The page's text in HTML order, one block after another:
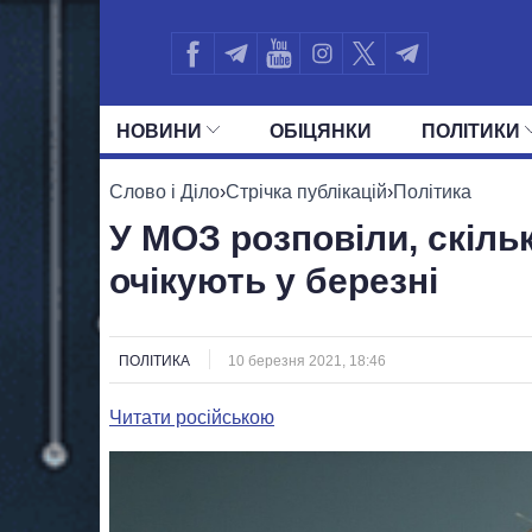
НОВИНИ ОБIЦЯНКИ ПОЛIТИКИ
УСІ ПОЛІТИКИ ПРЕЗИДЕНТ І ОФІС
Слово і Діло›Стрічка публікацій›Політика
У МОЗ розповіли,
очікують у березні
ПОЛІТИКА 10 березня 2021, 18:46
Читати російською